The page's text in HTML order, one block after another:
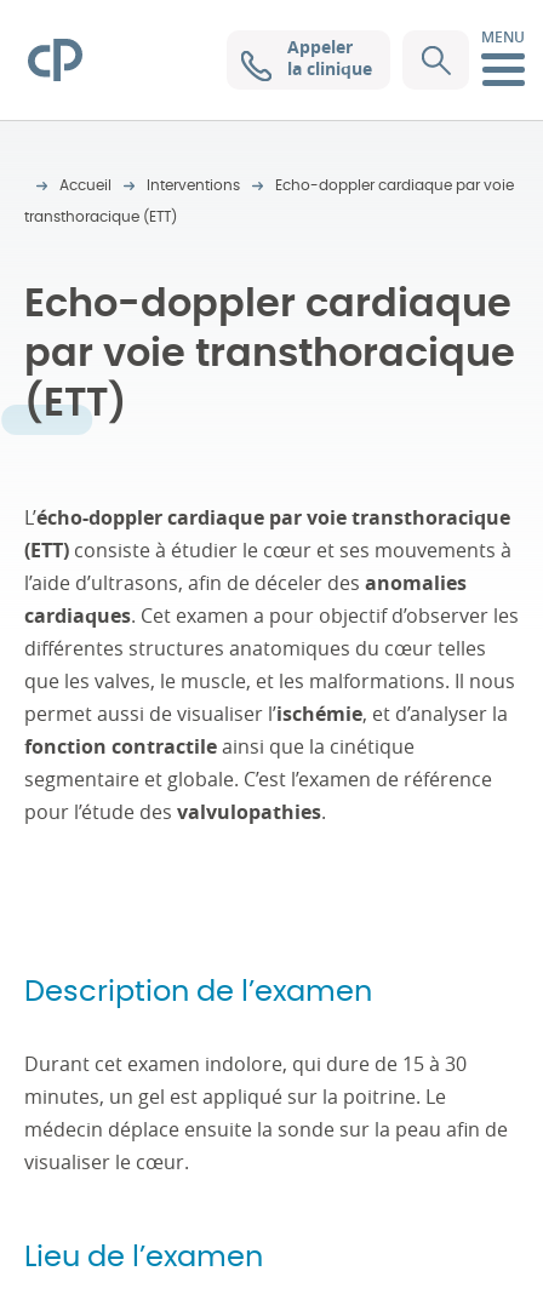
Clinique Pasteur
Appeler
la clinique
MENU
Accueil Interventions Echo-doppler cardiaque par voie
transthoracique (ETT)
Echo-doppler cardiaque
par voie transthoracique
(ETT)
L’écho-doppler cardiaque par voie transthoracique
(ETT) consiste à étudier le cœur et ses mouvements à
l’aide d’ultrasons, afin de déceler des anomalies
cardiaques. Cet examen a pour objectif d’observer les
différentes structures anatomiques du cœur telles
que les valves, le muscle, et les malformations. Il nous
permet aussi de visualiser l’ischémie, et d’analyser la
fonction contractileainsi que la cinétique
segmentaire et globale. C’est l’examen de référence
pour l’étude des valvulopathies.
Description de l’examen
Durant cet examen indolore, qui dure de 15 à 30
minutes, un gel est appliqué sur la poitrine. Le
médecin déplace ensuite la sonde sur la peau afin de
visualiser le cœur.
Lieu de l’examen